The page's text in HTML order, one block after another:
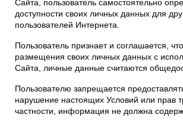
Сайта, пользователь самостоятельно
доступности своих личных данных для
пользователей Интернета.
Пользователь признает и соглашается,
размещения своих личных данных с
Сайта, личные данные считаются
Пользователю запрещается
нарушение настоящих Условий или прав
частности, информация не должна